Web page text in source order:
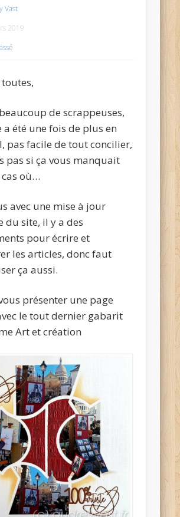
Vast
2019
de scrappeuses,
a été une fois de plus en
pas facile de tout concilier,
pas si ça vous manquait
où…
avec une mise à jour
du site, il y a des
pour écrire et
les articles, donc faut
ça aussi.
présenter une page
le tout dernier gabarit
Art et création